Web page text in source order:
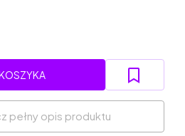
pełny opis produktu